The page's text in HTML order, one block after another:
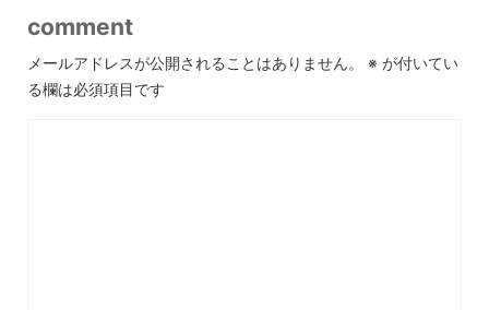
comment
メールアドレスが公開されることはありません。 ※ が付いてい
る欄は必須項目です